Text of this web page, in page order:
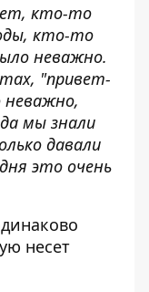
кто-то
кто-то
неважно.
"привет-
неважно,
мы знали
давали
это очень
несет